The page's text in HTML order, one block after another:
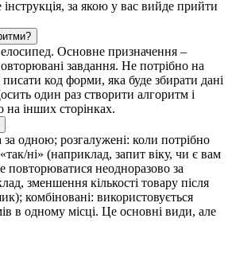
за якою у вас вийде прийти
Основне призначення –
завдання. Не потрібно на
код форми, яка буде збирати дані
один раз створити алгоритм і
на інших сторінках.
за одною; розгалужені: коли потрібно
«так/ні» (наприклад, запит віку, чи є вам
повторюватися неодноразово за
зменшення кількості товару після
комбіновані: використовується
в одному місці. Це основні види, але